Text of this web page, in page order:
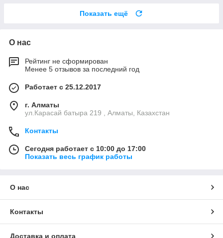
Показать ещё
О нас
Рейтинг не сформирован
Менее 5 отзывов за последний год
Работает с 25.12.2017
г. Алматы
ул.Карасай батыра 219 , Алматы, Казахстан
Контакты
Сегодня работает с 10:00 до 17:00
Показать весь график работы
О нас
Контакты
Доставка и оплата